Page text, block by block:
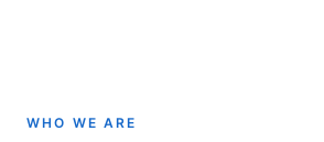
WHO WE ARE